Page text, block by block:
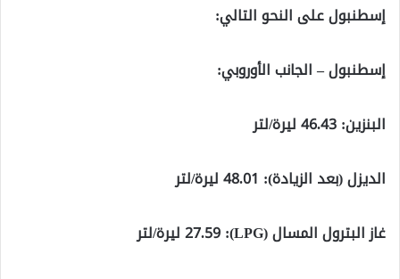
إسطنبول على النحو التالي:
إسطنبول – الجانب الأوروبي:
البنزين: 46.43 ليرة/لتر
الديزل (بعد الزيادة): 48.01 ليرة/لتر
غاز البترول المسال (LPG): 27.59 ليرة/لتر